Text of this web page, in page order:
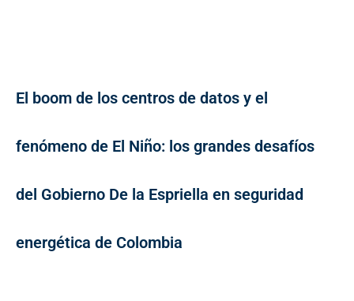
El boom de los centros de datos y el
fenómeno de El Niño: los grandes desafíos
del Gobierno De la Espriella en seguridad
energética de Colombia